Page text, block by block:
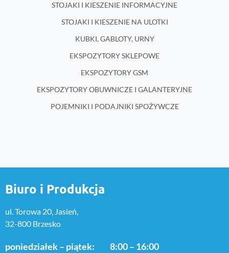
STOJAKI I KIESZENIE INFORMACYJNE
STOJAKI I KIESZENIE NA ULOTKI
KUBKI, GABLOTY, URNY
EKSPOZYTORY SKLEPOWE
EKSPOZYTORY GSM
EKSPOZYTORY OBUWNICZE I GALANTERYJNE
POJEMNIKI I PODAJNIKI SPOŻYWCZE
Biuro i Produkcja
ul. Torowa 20, Jasień,
32-800 Brzesko
poniedziałek – piątek:
8:00 – 16:00